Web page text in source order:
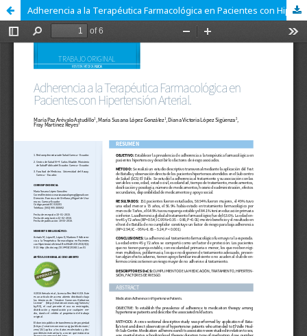
Adherencia a la Terapéutica Farmacológica en Pacientes con Hipertensión Arterial.